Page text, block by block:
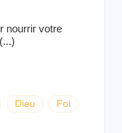
nourrir votre
Dieu Foi